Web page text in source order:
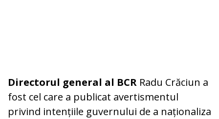
Directorul general al BCR Radu Crăciun a
fost cel care a publicat avertismentul
privind intențiile guvernului de a naționaliza